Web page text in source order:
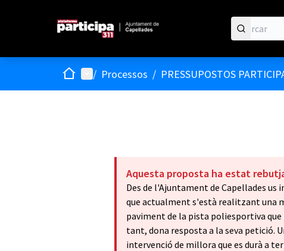
Inici Menú principal
/ Processos / PRESSUPOSTOS
Aquesta proposta ha estat
Des de l'Ajuntament de Capellades
que actualment s'està realitzant una
paviment de la pista poliesportiva
tant, dona resposta a la seva petició.
intervenció de millora que es durà a